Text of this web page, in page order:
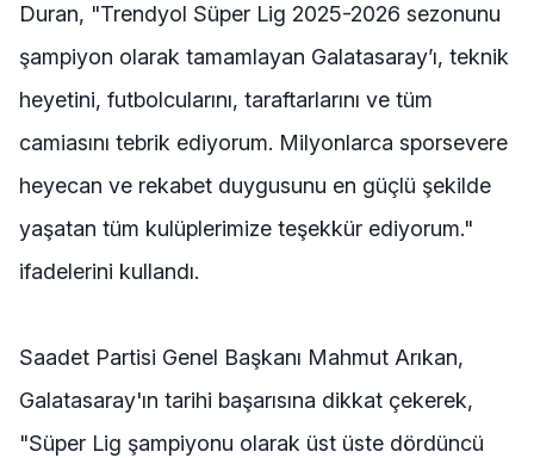
Duran, "Trendyol Süper Lig 2025-2026 sezonunu
şampiyon olarak tamamlayan Galatasaray’ı, teknik
heyetini, futbolcularını, taraftarlarını ve tüm
camiasını tebrik ediyorum. Milyonlarca sporsevere
heyecan ve rekabet duygusunu en güçlü şekilde
yaşatan tüm kulüplerimize teşekkür ediyorum."
ifadelerini kullandı.
Saadet Partisi Genel Başkanı Mahmut Arıkan,
Galatasaray'ın tarihi başarısına dikkat çekerek,
"Süper Lig şampiyonu olarak üst üste dördüncü